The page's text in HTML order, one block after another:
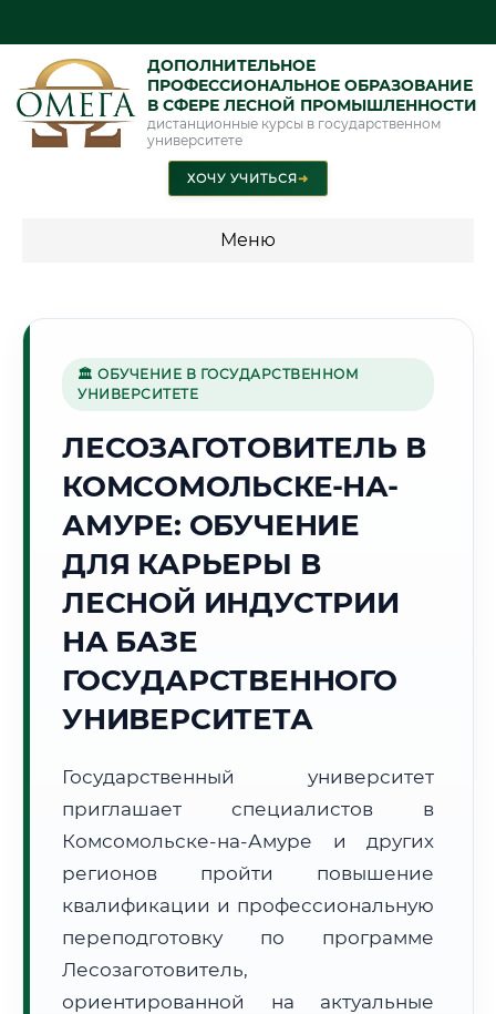
ДОПОЛНИТЕЛЬНОЕ
ПРОФЕССИОНАЛЬНОЕ ОБРАЗОВАНИЕ
В СФЕРЕ ЛЕСНОЙ ПРОМЫШЛЕННОСТИ
дистанционные курсы в государственном
университете
ХОЧУ УЧИТЬСЯ➜
Меню
промышленность"
🏗️
Г. КОМСОМОЛЬСК-НА-АМУРЕ
Точное местное время:
13:49:32
Суббота, 8 Августа
2026 г.
🌅 Восход:05:29 🌇 Закат:20:26
Световой день: 14 ч. 57 мин.
📍 Региональная справка г. Комсомольск-на-Амуре
Субъект:
Хабаровский край
Тел. код:
+7 (4217)
Почтовые индексы:
681000–681999
Часовой пояс:
МСК+7 (UTC+10)
Формат учебы:
Дистанционно
🏛 ОБУЧЕНИЕ В ГОСУДАРСТВЕННОМ
УНИВЕРСИТЕТЕ
ЛЕСОЗАГОТОВИТЕЛЬ В
КОМСОМОЛЬСКЕ-НА-
АМУРЕ: ОБУЧЕНИЕ
ДЛЯ КАРЬЕРЫ В
ЛЕСНОЙ ИНДУСТРИИ
НА БАЗЕ
ГОСУДАРСТВЕННОГО
УНИВЕРСИТЕТА
Государственный университет
приглашает специалистов в
Комсомольске-на-Амуре и других
регионов пройти повышение
квалификации и профессиональную
переподготовку по программе
Лесозаготовитель,
ориентированной на актуальные